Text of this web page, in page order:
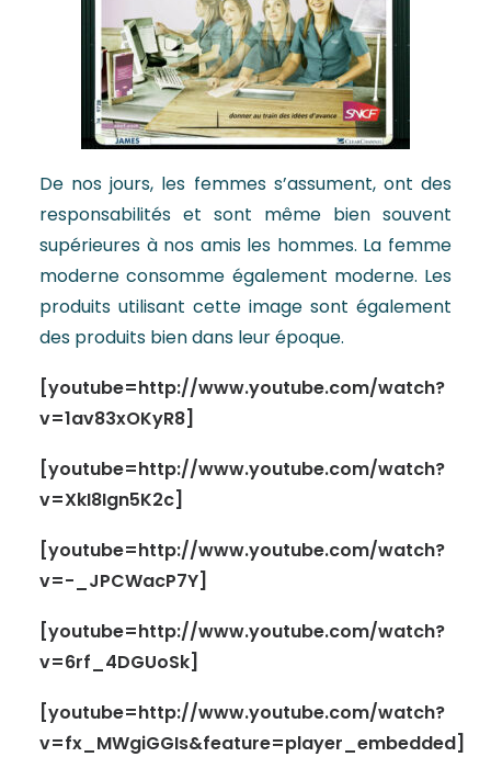
De nos jours, les femmes s’assument, ont des
responsabilités et sont même bien souvent
supérieures à nos amis les hommes. La femme
moderne consomme également moderne. Les
produits utilisant cette image sont également
des produits bien dans leur époque.
[youtube=http://www.youtube.com/watch?
v=1av83xOKyR8]
[youtube=http://www.youtube.com/watch?
v=XkI8Ign5K2c]
[youtube=http://www.youtube.com/watch?
v=-_JPCWacP7Y]
[youtube=http://www.youtube.com/watch?
v=6rf_4DGUoSk]
[youtube=http://www.youtube.com/watch?
v=fx_MWgiGGIs&feature=player_embedded]